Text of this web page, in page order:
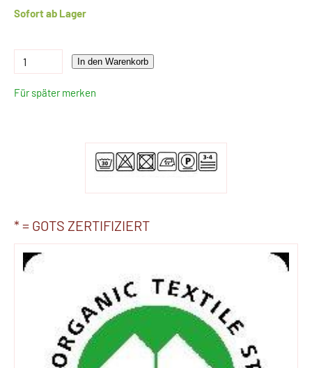
Sofort ab Lager
In den Warenkorb
Für später merken
* = GOTS ZERTIFIZIERT